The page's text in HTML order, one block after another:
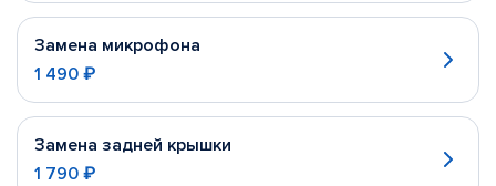
Замена микрофона
1 490 ₽
Замена задней крышки
1 790 ₽